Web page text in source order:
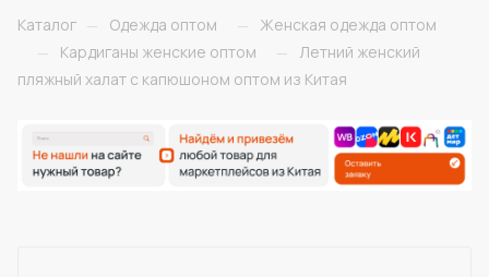
Каталог — Одежда оптом —
Женская одежда оптом
—
Кардиганы женские оптом —
Летний женский
пляжный халат с капюшоном оптом из Китая